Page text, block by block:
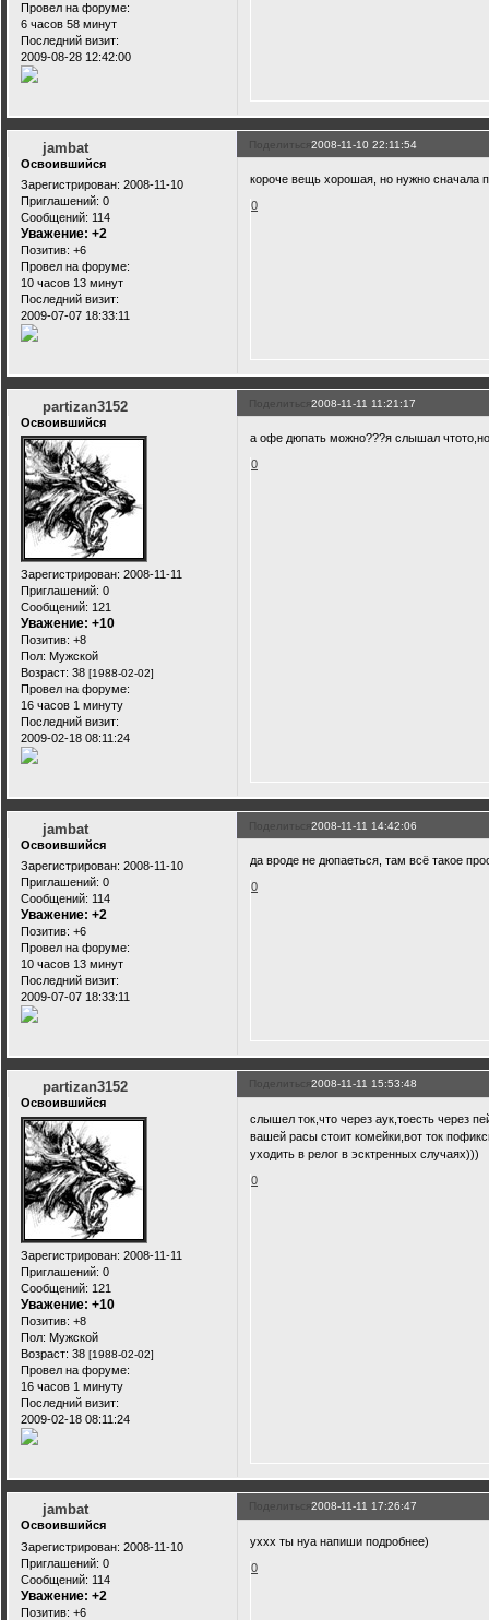
Провел на форуме:
6 часов 58 минут
Последний визит:
2009-08-28 12:42:00
Поделиться2008-11-10 22:11:54
jambat
Освоившийся
Зарегистрирован: 2008-11-10
Приглашений: 0
Сообщений: 114
Уважение: +2
Позитив: +6
Провел на форуме:
10 часов 13 минут
Последний визит:
2009-07-07 18:33:11
короче вещь хорошая, но нужно сначала
0
Поделиться2008-11-11 11:21:17
partizan3152
Освоившийся
Зарегистрирован: 2008-11-11
Приглашений: 0
Сообщений: 121
Уважение: +10
Позитив: +8
Пол: Мужской
Возраст: 38 [1988-02-02]
Провел на форуме:
16 часов 1 минуту
Последний визит:
2009-02-18 08:11:24
а офе дюпать можно???я слышал
0
Поделиться2008-11-11 14:42:06
jambat
Освоившийся
Зарегистрирован: 2008-11-10
Приглашений: 0
Сообщений: 114
Уважение: +2
Позитив: +6
Провел на форуме:
10 часов 13 минут
Последний визит:
2009-07-07 18:33:11
да вроде не дюпаеться, там всё такое
0
Поделиться2008-11-11 15:53:48
partizan3152
Освоившийся
Зарегистрирован: 2008-11-11
Приглашений: 0
Сообщений: 121
Уважение: +10
Позитив: +8
Пол: Мужской
Возраст: 38 [1988-02-02]
Провел на форуме:
16 часов 1 минуту
Последний визит:
2009-02-18 08:11:24
слышел ток,что через аук,тоесть через
вашей расы стоит комейки,вот ток
уходить в релог в эсктренных случаях)))
0
Поделиться2008-11-11 17:26:47
jambat
Освоившийся
Зарегистрирован: 2008-11-10
Приглашений: 0
Сообщений: 114
Уважение: +2
Позитив: +6
уххх ты нуа напиши подробнее)
0